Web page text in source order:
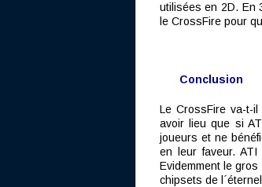
utilisées en 2D. En
le CrossFire pour
Conclusion
Le CrossFire va-t-
avoir lieu que si
joueurs et ne
en leur faveur.
Evidemment le
chipsets de